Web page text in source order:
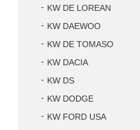
KW DE LOREAN
KW DAEWOO
KW DE TOMASO
KW DACIA
KW DS
KW DODGE
KW FORD USA